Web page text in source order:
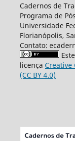
Cadernos de
Programa de
Universidade
Florianópolis,
Contato:
licença Creative
(CC BY 4.0)